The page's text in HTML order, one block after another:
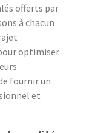
offerts par
à chacun
optimiser
fournir un
et